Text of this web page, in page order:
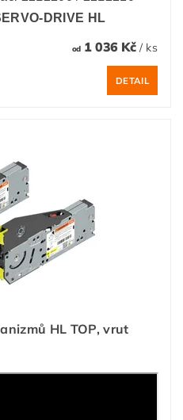
DRIVE HL
od1 036 Kč / ks
DETAIL
HL TOP, vrut